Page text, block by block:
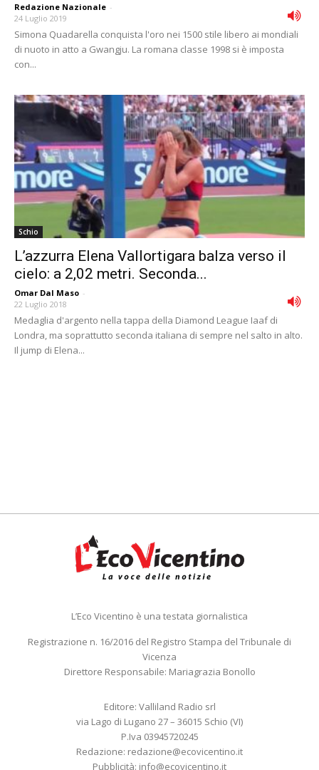
Redazione Nazionale -
24 Luglio 2019
Simona Quadarella conquista l'oro nei 1500 stile libero ai mondiali
di nuoto in atto a Gwangju. La romana classe 1998 si è imposta
con...
Schio
L’azzurra Elena Vallortigara balza verso il
cielo: a 2,02 metri. Seconda...
Omar Dal Maso -
22 Luglio 2018
Medaglia d'argento nella tappa della Diamond League Iaaf di
Londra, ma soprattutto seconda italiana di sempre nel salto in alto.
Il jump di Elena...
L’Eco Vicentino è una testata giornalistica
Registrazione n. 16/2016 del Registro Stampa del Tribunale di
Vicenza
Direttore Responsabile: Mariagrazia Bonollo
Editore: Valliland Radio srl
via Lago di Lugano 27 – 36015 Schio (VI)
P.Iva 03945720245
Redazione: redazione@ecovicentino.it
Pubblicità: info@ecovicentino.it